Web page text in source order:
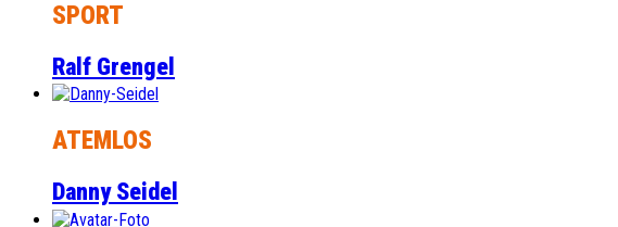
SPORT
Ralf Grengel
ATEMLOS
Danny Seidel